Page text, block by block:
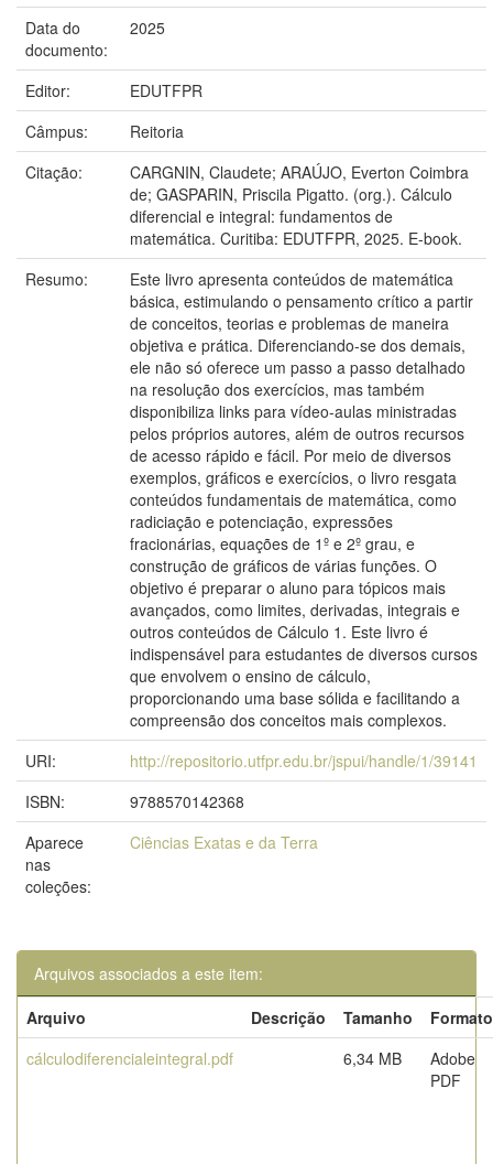
Data do
documento:
2025
Editor:
EDUTFPR
Câmpus:
Reitoria
Citação:
CARGNIN, Claudete; ARAÚJO, Everton Coimbra
de; GASPARIN, Priscila Pigatto. (org.). Cálculo
diferencial e integral: fundamentos de
matemática. Curitiba: EDUTFPR, 2025. E-book.
Resumo:
Este livro apresenta conteúdos de matemática
básica, estimulando o pensamento crítico a partir
de conceitos, teorias e problemas de maneira
objetiva e prática. Diferenciando-se dos demais,
ele não só oferece um passo a passo detalhado
na resolução dos exercícios, mas também
disponibiliza links para vídeo-aulas ministradas
pelos próprios autores, além de outros recursos
de acesso rápido e fácil. Por meio de diversos
exemplos, gráficos e exercícios, o livro resgata
conteúdos fundamentais de matemática, como
radiciação e potenciação, expressões
fracionárias, equações de 1º e 2º grau, e
construção de gráficos de várias funções. O
objetivo é preparar o aluno para tópicos mais
avançados, como limites, derivadas, integrais e
outros conteúdos de Cálculo 1. Este livro é
indispensável para estudantes de diversos cursos
que envolvem o ensino de cálculo,
proporcionando uma base sólida e facilitando a
compreensão dos conceitos mais complexos.
URI:
http://repositorio.utfpr.edu.br/jspui/handle/1/39141
ISBN:
9788570142368
Aparece
nas
coleções:
Ciências Exatas e da Terra
Arquivos associados a este item:
Arquivo
Descrição Tamanho
Formato
cálculodiferencialeintegral.pdf
6,34 MB
Adobe
PDF